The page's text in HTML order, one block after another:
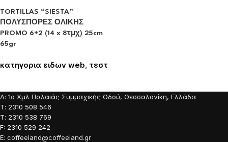
TORTILLAS “SIESTA”
ΠΟΛΥΣΠΟΡΕΣ ΟΛΙΚΗΣ
PROMO 6+2 (14 x 8τμχ) 25cm
65gr
κατηγορια ειδων web, τεστ
Δ: 1o Χμλ Παλαιάς Συμμαχικής Οδού, Θεσσαλονίκη, Ελλάδα
Τ: 2310 508 546
Τ: 2310 538 769
F: 2310 529 242
E: coffeeland@coffeeland.gr